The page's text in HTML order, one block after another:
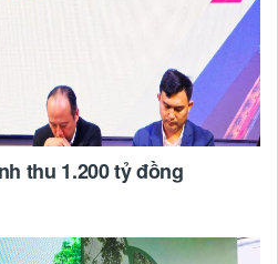
thu 1.200 tỷ đồng